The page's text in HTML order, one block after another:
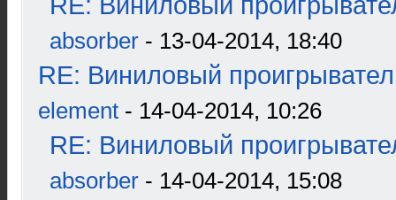
absorber - 13-04-2014, 18:40
RE: Виниловый
element - 14-04-2014, 10:26
RE: Виниловый
absorber - 14-04-2014, 15:08